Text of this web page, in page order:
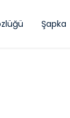
Şapka